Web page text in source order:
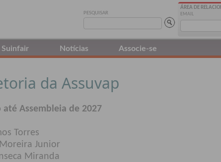
ÁREA DE
EMAIL
PESQUISAR
Suinfair Notícias Associe-se
da Assuvap
Assembleia de 2027
Torres
Junior
Miranda